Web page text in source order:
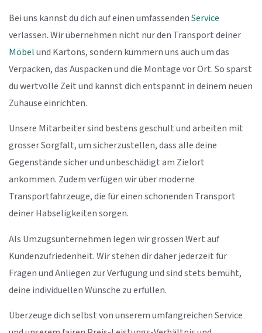
Bei uns kannst du dich auf einen umfassendenService
verlassen. Wir übernehmen nicht nur den Transport deiner
Möbelund Kartons, sondern kümmern uns auch um das
Verpacken, das Auspacken und die Montage vor Ort. So sparst
du wertvolle Zeit und kannst dich entspannt in deinem neuen
Zuhause einrichten.
Unsere Mitarbeiter sind bestens geschult und arbeiten mit
grosser Sorgfalt, um sicherzustellen, dass alle deine
Gegenstände sicher und unbeschädigt am Zielort
ankommen. Zudem verfügen wir über moderne
Transportfahrzeuge, die für einen schonenden Transport
deiner Habseligkeiten sorgen.
Als Umzugsunternehmen legen wir grossen Wert auf
Kundenzufriedenheit. Wir stehen dir daher jederzeit für
Fragen und Anliegen zur Verfügung und sind stets bemüht,
deine individuellen Wünsche zu erfüllen.
Überzeuge dich selbst von unserem umfangreichen Service